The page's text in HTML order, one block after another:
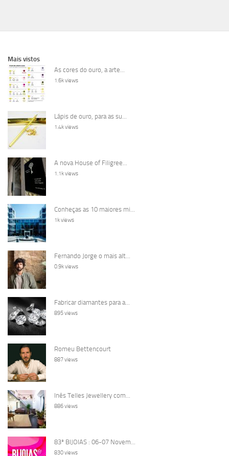
Mais vistos
As cores do ouro, a arte...
1.6k views
Lápis de ouro, para as su...
1.4k views
A nova House of Filigree...
1.1k views
Conheças as 10 maiores mi...
1k views
Fernando Jorge o mais alt...
0.9k views
Fabricar diamantes para a...
895 views
Romeu Bettencourt
887 views
Inês Telles Jewellery com...
886 views
83ª BIJOIAS : 06-07 Novem...
830 views